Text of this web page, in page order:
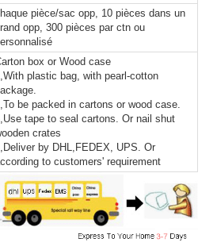
pièce/sac opp, 10 pièces dans un
opp, 300 pièces par ctn ou
box or Wood case
plastic bag, with pearl-cotton
be packed in cartons or wood case.
tape to seal cartons. Or nail shut
crates
by DHL,FEDEX, UPS. Or
to customers' requirement